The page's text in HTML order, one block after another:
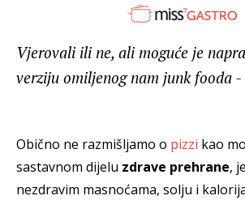
Vjerovali ili ne, ali moguće je
verziju omiljenog nam junk fooda -
Obično ne razmišljamo o pizzi kao
sastavnom dijelu zdrave prehrane,
nezdravim masnoćama, solju i